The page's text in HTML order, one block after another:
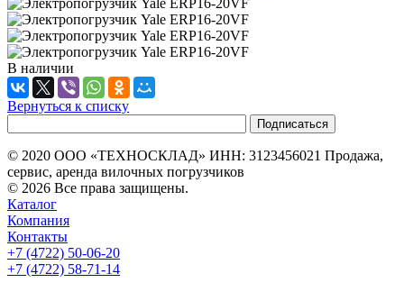
В наличии
Вернуться к списку
© 2020 ООО «ТЕХНОСКЛАД» ИНН: 3123456021 Продажа,
сервис, аренда вилочных погрузчиков
© 2026 Все права защищены.
Каталог
Компания
Контакты
+7 (4722) 50-06-20
+7 (4722) 58-71-14